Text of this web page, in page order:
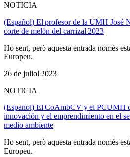
NOTICIA
(Español) El profesor de la UMH José
corte de melón del carrizal 2023
Ho sent, però aquesta entrada només
Europeu.
26 de juliol 2023
NOTICIA
(Español) El CoAmbCV y el PCUMH
innovación y el emprendimiento en el
medio ambiente
Ho sent, però aquesta entrada només
Europeu.